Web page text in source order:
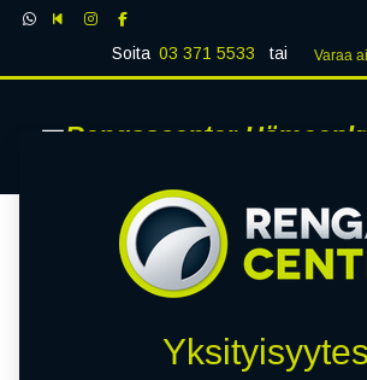
Soita 03 371 5533 tai Varaa
Rengascenter